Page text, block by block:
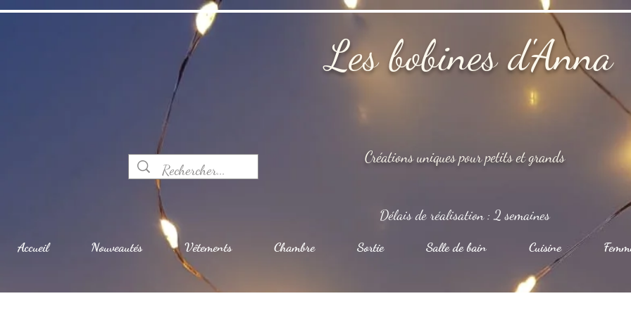
Les bobines d'Anna
Créations uniques pour petits et grands
Délais de réalisation : 2 semaines
Accueil Nouveautés Vêtements Chambre Sortie Salle de bain Cuisine